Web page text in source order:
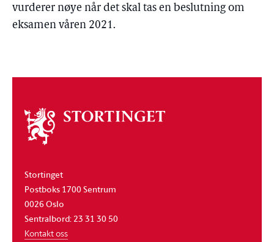
vurderer nøye når det skal tas en beslutning om
eksamen våren 2021.
Om
stortinget
Stortinget
Postboks 1700 Sentrum
0026 Oslo
Sentralbord: 23 31 30 50
Kontakt oss